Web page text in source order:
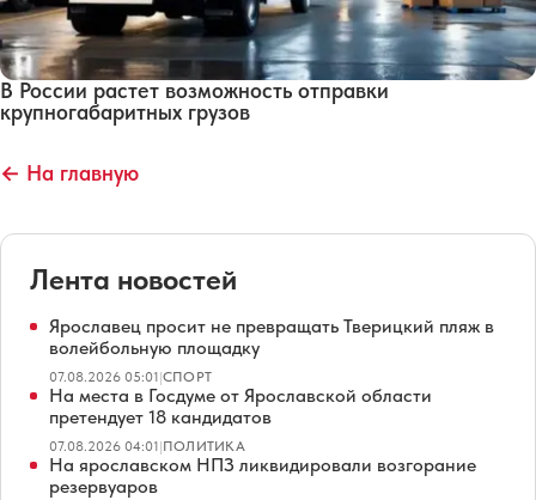
В России растет возможность отправки
крупногабаритных грузов
← На главную
Лента новостей
Ярославец просит не превращать Тверицкий пляж в
волейбольную площадку
07.08.2026 05:01|СПОРТ
На места в Госдуме от Ярославской области
претендует 18 кандидатов
07.08.2026 04:01|ПОЛИТИКА
На ярославском НПЗ ликвидировали возгорание
резервуаров